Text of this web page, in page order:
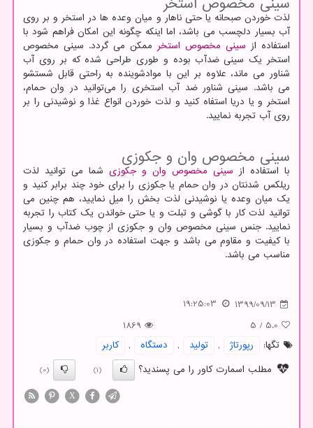
سینی مخصوص استخر
لذت خوردن صبحانه یا حتی ناهار و میان وعده ها در استخر و بر روی
آب بسیار دلچسب می باشد، اما اینکه چگونه این امکان فراهم شود با
استفاده از سینی مخصوص استخر ممکن می گردد. سینی مخصوص
استخر یک سینی ضدآب بوده و طوری طراحی شده که بر روی آب
شناور می ماند، علاوه بر این با موادشوینده به راحتی قابل شستشو
می باشد. سینی شناور ضد آب استخری را می‌توانید در وان حمام،
استخر و یا دریا استفاه کنید و لذت خوردن انواع غذا و نوشیدنی را بر
روی آب تجربه نمایید.
سینی مخصوص وان و جکوزی
با استفاده از سینی مخصوص وان و جکوزی شما می توانید لذت
ریلکس شدنتان در وان حمام یا جکوزی را برای خود چند برابر کنید و
یک میان وعده یا نوشیدنی لذت بخش را میل نمایید، هم چنین می
توانید لذت کار با گوشی و تبلت و یا حتی خواندن یک کتاب را تجربه
نمایید. جنس سینی مخصوص وان و جکوزی از چوب ضدآب و بسیار
با کیفیت و مقاوم می باشد و جهت استفاده در وان حمام و جکوزی
مناسب می باشد.
1399/09/13
19:25:03
5.0
/
5
1869
تگها:
رپورتاژ , تولید , دستگاه ,
كاربر
مطلب اسمارت کاور را می پسندید؟
(1)
(0)
X